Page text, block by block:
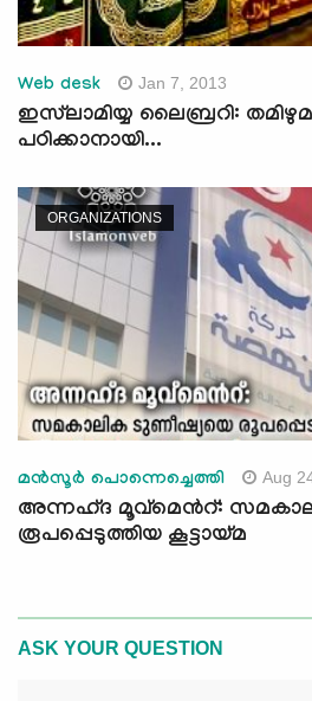
Web desk Jan 7, 2013
ഇസ്‌ലാമിയ്യ ലൈബ്രറി:
പഠിക്കാനായി...
ORGANIZATIONS
മൻസൂർ പൊന്നെച്ചെത്തി Aug
അന്നഹ്ദ മൂവ്മെന്‍റ്:
രൂപപ്പെടുത്തിയ കൂട്ടായ്മ
ASK YOUR QUESTION